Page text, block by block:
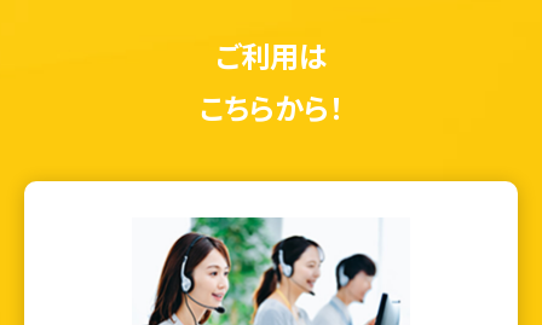
ご利用は
こちらから！